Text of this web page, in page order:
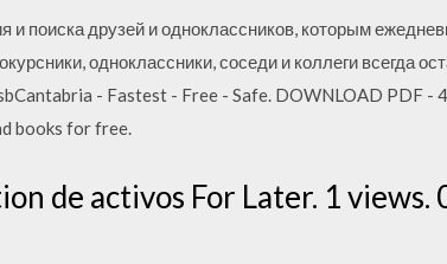
поиска друзей и одноклассников, которым
одноклассники, соседи и коллеги всегда
- Fastest - Free - Safe. DOWNLOAD PDF -
books for free.
de activos For Later. 1